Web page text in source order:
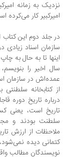
به زمانه امیرکبیر
کار می‌کرده است.
جلد دوم این کتاب از
اسناد زیادی درباره
اخیر را بنویسم،
در سازمان اسناد
کتابخانه سلطنتی به
تاریخ دوره قاجاریه
است، یعنی کسانی
بودند و مجبور
از ارزش تاریخی
دیده نمی‌شود، زیرا
مطالب واقعی را